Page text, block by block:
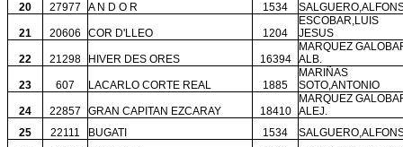
20
27977 A N D O R 1534
21 20606 COR D'LLEO 1204
ESCOBAR,LUIS
JESUS
22 21298 HIVER DES ORES 16394
MARQUEZ
ALB.
23 607 LACARLO CORTE REAL 1885
MARIÑAS
SOTO,ANTONIO
24 22857 GRAN CAPITAN EZCARAY 18410
MARQUEZ
ALEJ.
25
22111 BUGATI 1534